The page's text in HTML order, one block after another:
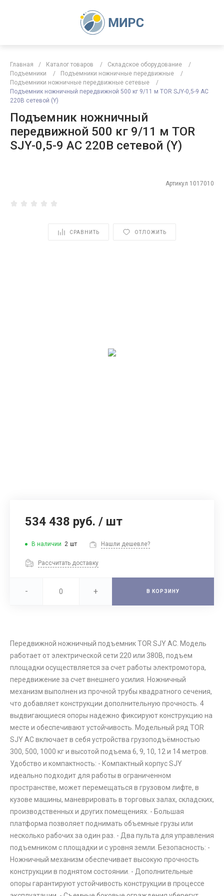
Главная / Каталог товаров / Складское оборудование
/
Подъемники
/ Подъемники ножничные передвижные
/
Подъемники ножничные передвижные сетевые
/
Подъемник ножничный передвижной 500 кг 9/11 м TOR SJY-0,5-9 AC
220В сетевой (Y)
Подъемник ножничный
передвижной 500 кг 9/11 м TOR
SJY-0,5-9 AC 220В сетевой (Y)
Артикул 1017010
СРАВНИТЬ ОТЛОЖИТЬ
534 438 руб. / шт
В наличии 2 шт Нашли дешевле?
Рассчитать доставку
- + В КОРЗИНУ
Передвижной ножничный подъемник TOR SJY AC. Модель
работает от электрической сети 220 или 380В, подъем
площадки осуществляется за счет работы электромотора,
передвижение за счет внешнего усилия. Ножничный
механизм выполнен из прочной трубы квадратного сечения,
что добавляет конструкции дополнительную прочность. 4
выдвигающиеся опоры надежно фиксируют конструкцию на
месте и обеспечивают устойчивость. Модельный ряд TOR
SJY АC включает в себя устройства грузоподъёмностью
300, 500, 1000 кг и высотой подъема 6, 9, 10, 12 и 14 метров.
Удобство и компактность: - Компактный корпус SJY
идеально подходит для работы в ограниченном
пространстве, может перемещаться в грузовом лифте, в
кузове машины, маневрировать в торговых залах, складских,
производственных и других помещениях. - Большая
платформа позволяет поднимать объемные грузы или
несколько рабочих за один раз. - Два пульта для управления
подъемником с площадки и с уровня земли. Безопасность: -
Ножничный механизм обеспечивает высокую прочность
конструкции в поднятом состоянии. - Дополнительные
опоры гарантируют устойчивость конструкции в процессе